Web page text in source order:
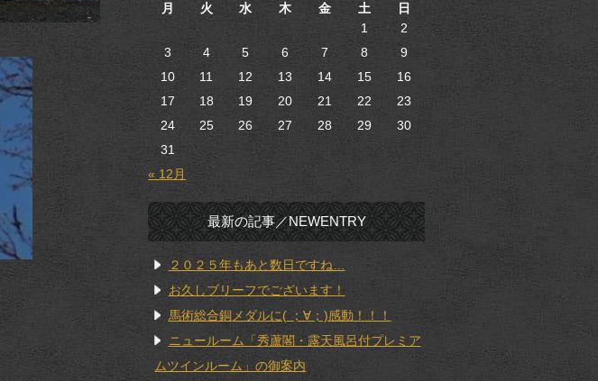
月
火 水 木 金 土
日
1
2
3
4 5 6 7 8
9
10
11 12 13 14 15
16
17
18 19 20 21 22
23
24
25 26 27 28 29
30
31
« 12月
最新の記事／NEWENTRY
２０２５年もあと数日ですね…
お久しブリーフでございます！
馬術総合銅メダルに( ；∀；)感動！！！
ニュールーム「秀蘆閣・露天風呂付プレミア
ムツインルーム」の御案内